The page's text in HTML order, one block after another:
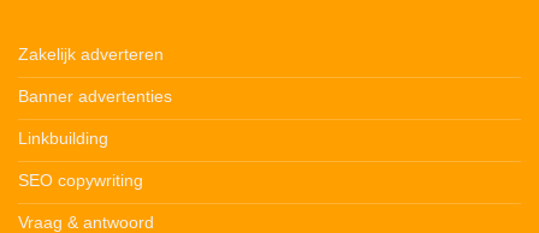
Zakelijk adverteren
Banner advertenties
Linkbuilding
SEO copywriting
Vraag & antwoord